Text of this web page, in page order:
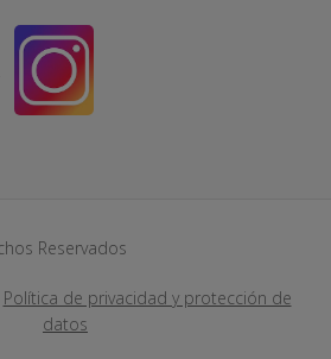
Reservados
Política de privacidad y protección de
datos